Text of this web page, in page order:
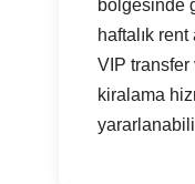
bölgesinde
haftalık
VIP
kiralama